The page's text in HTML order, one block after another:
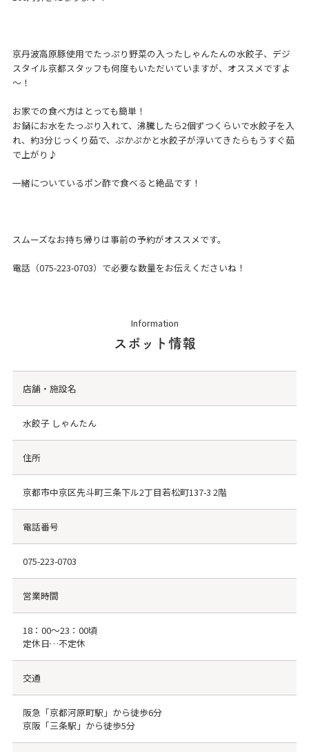
京丹波高原豚使用でたっぷり野菜の入ったしゃんたんの水餃子、デジ
スタイル京都スタッフも何度もいただいていますが、オススメですよ
～！
お家での食べ方はとっても簡単！
お鍋にお水をたっぷり入れて、沸騰したら2個ずつくらいで水餃子を入
れ、約3分じっくり茹で、ぷかぷかと水餃子が浮いてきたらもうすぐ茹
で上がり♪
一緒についているポン酢で食べると絶品です！
スムーズなお持ち帰りは事前の予約がオススメです。
電話（075-223-0703）で必要な数量をお伝えくださいね！
Information
スポット情報
店舗・施設名
水餃子 しゃんたん
住所
京都市中京区先斗町三条下ル2丁目若松町137-3 2階
電話番号
075-223-0703
営業時間
18：00～23：00頃
定休日…不定休
交通
阪急「京都河原町駅」から徒歩6分
京阪「三条駅」から徒歩5分